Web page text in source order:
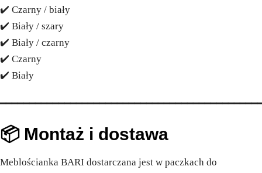
✔️ Czarny / biały
✔️ Biały / szary
✔️ Biały / czarny
✔️ Czarny
✔️ Biały
📦 Montaż i dostawa
Meblościanka BARI dostarczana jest w paczkach do